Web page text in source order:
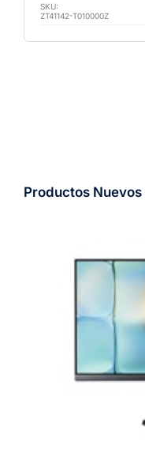
SKU:
ZT41142-T010000Z
Productos Nuevos